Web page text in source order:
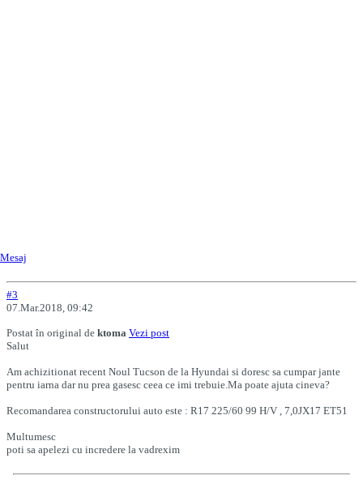
Mesaj
#3
07.Mar.2018, 09:42
Postat în original de ktoma Vezi post
Salut
Am achizitionat recent Noul Tucson de la Hyundai si doresc sa cumpar jante
pentru iarna dar nu prea gasesc ceea ce imi trebuie.Ma poate ajuta cineva?
Recomandarea constructorului auto este : R17 225/60 99 H/V , 7,0JX17 ET51
Multumesc
poti sa apelezi cu incredere la vadrexim